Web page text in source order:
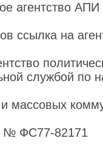
агентство
ссылка на
службой по
массовых
№ ФС77-82171